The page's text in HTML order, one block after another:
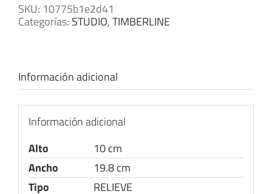
SKU: 10775b1e2d41
Categorías: STUDIO,TIMBERLINE
Información adicional
Información adicional
Alto
10 cm
Ancho
19.8 cm
Tipo
RELIEVE